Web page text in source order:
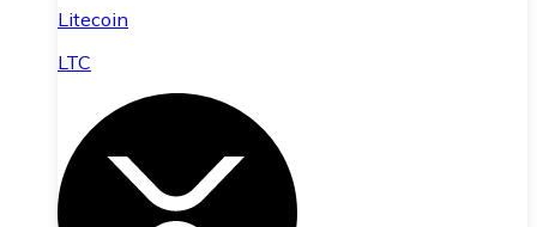
Litecoin
LTC